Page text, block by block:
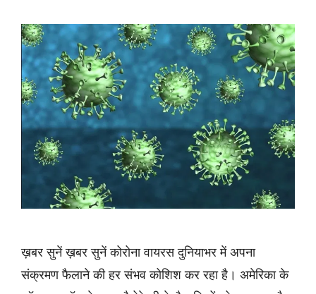
ख़बर सुनें ख़बर सुनें कोरोना वायरस दुनियाभर में अपना
संक्रमण फैलाने की हर संभव कोशिश कर रहा है। अमेरिका के